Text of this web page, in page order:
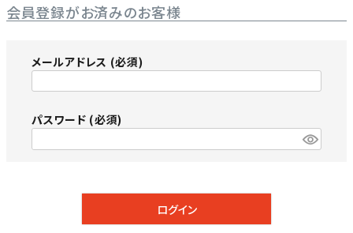
会員登録がお済みのお客様
メールアドレス (必須)
パスワード (必須)
ログイン